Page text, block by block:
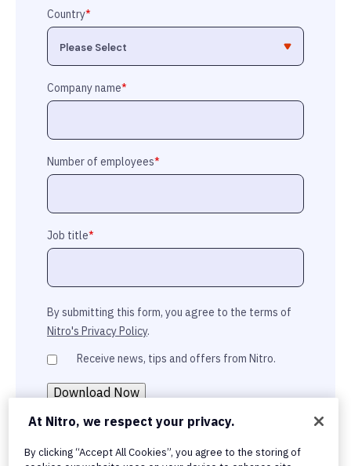
Country*
Company name*
Number of employees*
Job title*
By submitting this form, you agree to the terms of
Nitro's Privacy Policy.
Receive news, tips and offers from Nitro.
At Nitro, we respect your privacy.
By clicking “Accept All Cookies”, you agree to the storing of